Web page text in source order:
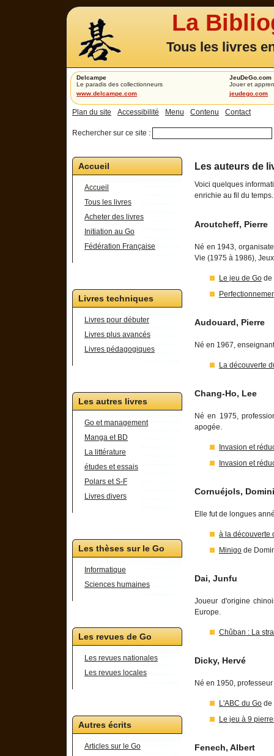
La
Tous les livres
Delcampe
Le paradis des collectionneurs
www.delcampe.com
JeuDeGo.com
Jouer et
jeudego.com
Plan du site Accessibilité Menu Contenu Contact
Rechercher sur ce site :
Accueil
Accueil
Tous les livres
Acheter des livres
Initiation au Go
Fédération Française
Livres techniques
Livres pour débuter
Livres plus avancés
Livres pédagogiques
Les autres livres
Go et management
Manga et BD
La littérature
études et essais
Polars et S-F
Livres divers
Les thèses sur le Go
Informatique
Sciences humaines
Les revues de Go
Les revues nationales
Les revues locales
Autres écrits
Articles sur le Go
Les auteurs de
Voici quelques
enrichie au fil du temps.
Aroutcheff, Pierre
Né en 1943,
Vie (1975 à 1986),
Le jeu de Go de
Audouard, Pierre
Né en 1967,
La découverte
Chang-Ho, Lee
Né en 1975,
apogée.
Invasion et
Invasion et
Cornuéjols,
Elle fut de longues
à la découverte
Minigo de
Dai, Junfu
Joueur d'origine
Europe.
Chûban : La
Dicky, Hervé
Né en 1950,
L'ABC du Go de
Le jeu à 9
Fenech, Albert